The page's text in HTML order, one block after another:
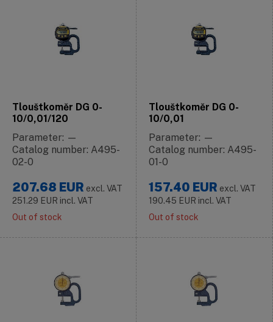
Tlouštkoměr DG 0-
10/0,01/120
Parameter: —
Catalog number: A495-
02-0
207.68 EUR excl. VAT
251.29 EUR incl. VAT
Out of stock
Tlouštkoměr DG 0-
10/0,01
Parameter: —
Catalog number: A495-
01-0
157.40 EUR excl. VAT
190.45 EUR incl. VAT
Out of stock